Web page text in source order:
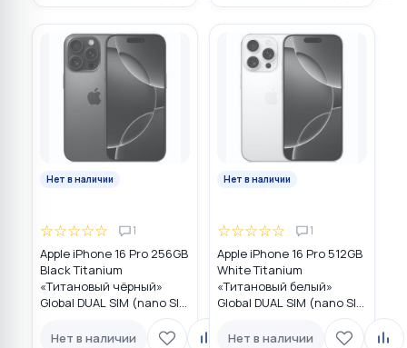
Нет в наличии
☆☆☆☆☆ 1
Apple iPhone 16 Pro 256GB
Black Titanium
«Титановый чёрный»
Global DUAL SIM (nano SIM
Нет в наличии
Нет в наличии
☆☆☆☆☆ 1
Apple iPhone 16 Pro 512GB
White Titanium
«Титановый белый»
Global DUAL SIM (nano SIM
Нет в наличии